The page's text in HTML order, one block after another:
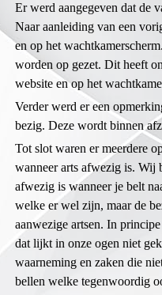
Er werd aangegeven dat de
Naar aanleiding van een
en op het
worden op gezet. Dit heeft
website en op het
Verder werd er een
bezig. Deze wordt binnen
Tot slot waren er meerdere
wanneer arts afwezig is. Wij
afwezig is wanneer je belt
welke er wel zijn, maar de
aanwezige artsen. In
dat lijkt in onze ogen niet
waarneming en zaken die
bellen welke tegenwoordig